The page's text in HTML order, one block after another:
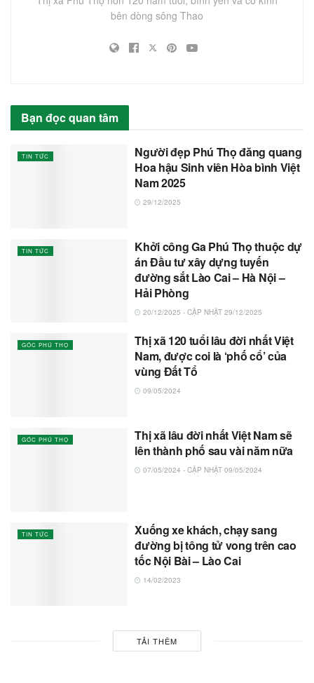
bên dòng sông Thao
Bạn đọc quan tâm
TIN TỨC
Người đẹp Phú Thọ đăng quang
Hoa hậu Sinh viên Hòa bình Việt
Nam 2025
29/12/2025
TIN TỨC
Khởi công Ga Phú Thọ thuộc dự
án Đầu tư xây dựng tuyến
đường sắt Lào Cai – Hà Nội –
Hải Phòng
20/12/2025 - CẬP NHẬT 29/12/2025
GÓC PHÚ THỌ
Thị xã 120 tuổi lâu đời nhất Việt
Nam, được coi là ‘phố cổ’ của
vùng Đất Tổ
09/05/2024
GÓC PHÚ THỌ
Thị xã lâu đời nhất Việt Nam sẽ
lên thành phố sau vài năm nữa
07/05/2024 - CẬP NHẬT 09/05/2024
TIN TỨC
Xuống xe khách, chạy sang
đường bị tông tử vong trên cao
tốc Nội Bài – Lào Cai
14/02/2023
TẢI THÊM